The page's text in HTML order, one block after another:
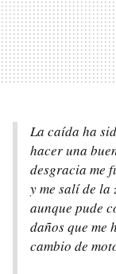
La caída ha
hacer una
desgracia me
y me salí de la
aunque pude
daños que
cambio de